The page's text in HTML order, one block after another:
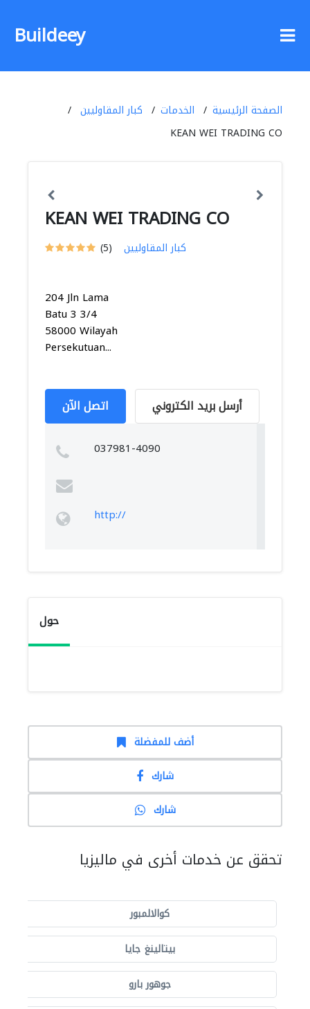
Buildeey
الصفحة الرئيسية الخدمات
كبار المقاوليين
KEAN WEI TRADING CO
KEAN WEI TRADING CO
(5) كبار المقاوليين
204 Jln Lama
Batu 3 3/4
58000 Wilayah
Persekutuan...
اتصل الآن أرسل بريد الكتروني
037981-4090
http://
حول
أضف للمفضلة
شارك
شارك
تحقق عن خدمات أخرى في ماليزيا
كوالالمبور
بيتالينغ جايا
جوهور بارو